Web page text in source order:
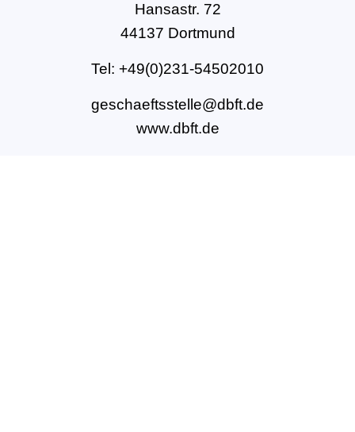
Hansastr. 72
44137 Dortmund
Tel: +49(0)231-54502010
geschaeftsstelle@dbft.de
www.dbft.de